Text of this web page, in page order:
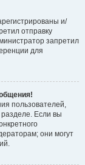
и/
отправку
запретил
для
пользователей,
Если вы
они могут